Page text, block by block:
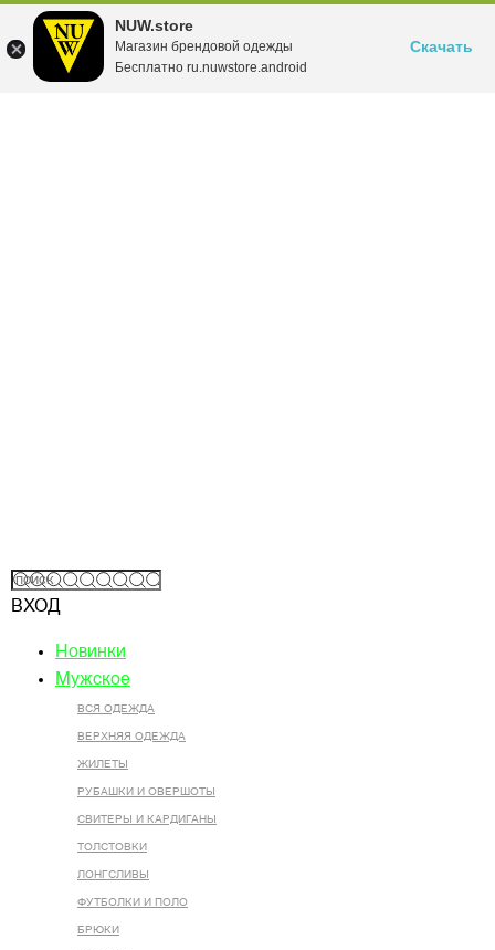
NUW.store
Магазин брендовой одежды
Бесплатно ru.nuwstore.android
Скачать
ВХОД
Новинки
Мужское
ВСЯ ОДЕЖДА
ВЕРХНЯЯ ОДЕЖДА
ЖИЛЕТЫ
РУБАШКИ И ОВЕРШОТЫ
СВИТЕРЫ И КАРДИГАНЫ
ТОЛСТОВКИ
ЛОНГСЛИВЫ
ФУТБОЛКИ И ПОЛО
БРЮКИ